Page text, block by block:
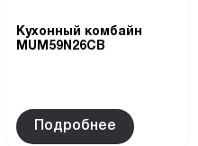
Кухонный комбайн
MUM59N26CB
Подробнее